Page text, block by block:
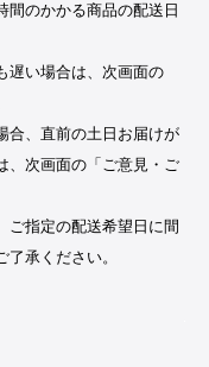
間のかかる商品の配送日
遅い場合は、次画面の
合、直前の土日お届けが
、次画面の「ご意見・ご
ご指定の配送希望日に間
承ください。